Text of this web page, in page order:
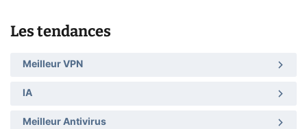
Les tendances
Meilleur VPN
IA
Meilleur Antivirus